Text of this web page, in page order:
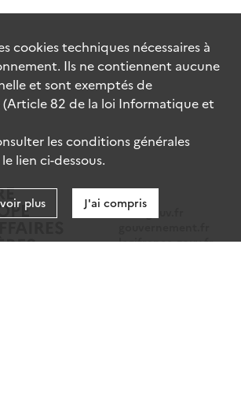
data.gouv.fr
legifrance.gouv.fr
cookiestechniques nécessaires à
Ils ne contiennent aucune
et sont exemptés de
82 de la loi Informatique et
les conditions générales
lien ci-dessous.
plus J'ai compris